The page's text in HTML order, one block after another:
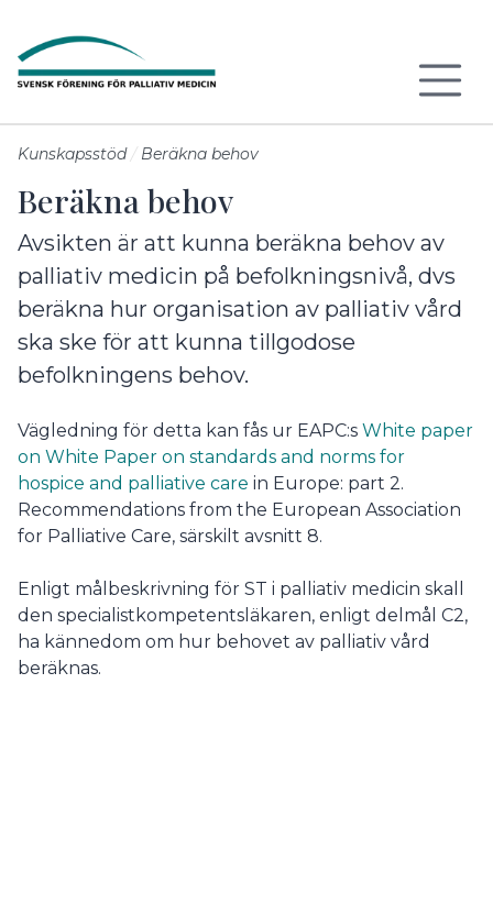
Kunskapsstöd Beräkna behov
Beräkna behov
Avsikten är att kunna beräkna behov av
palliativ medicin på befolkningsnivå, dvs
beräkna hur organisation av palliativ vård
ska ske för att kunna tillgodose
befolkningens behov.
Vägledning för detta kan fås ur EAPC:s White paper
on White Paper on standards and norms for
hospice and palliative care in Europe: part 2.
Recommendations from the European Association
for Palliative Care, särskilt avsnitt 8.
Enligt målbeskrivning för ST i palliativ medicin skall
den specialistkompetentsläkaren, enligt delmål C2,
ha kännedom om hur behovet av palliativ vård
beräknas.